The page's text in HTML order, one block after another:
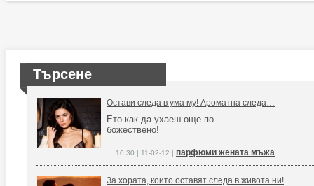
Търсене
Остави следа в ума му! Ароматна следа…
Ето как да ухаеш още по-
божествено!
10:30 | 11-02-12 | парфюми жената мъжа
За хората, които оставят следа в живота ни!